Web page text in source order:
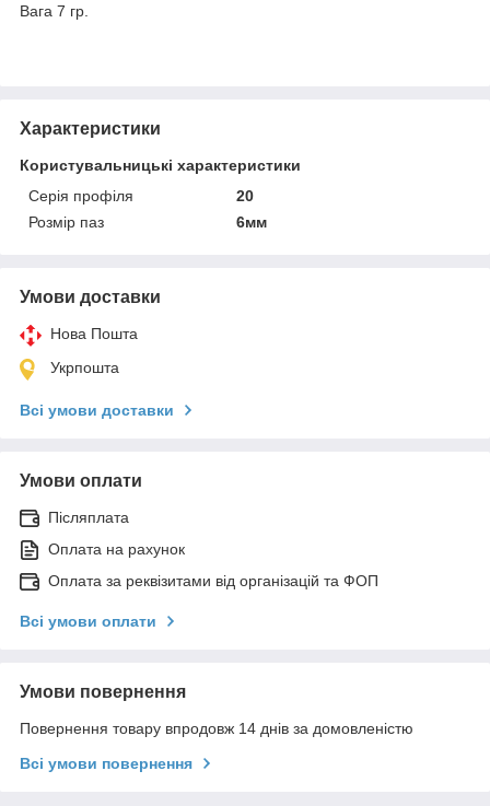
Вага 7 гр.
Характеристики
Користувальницькі характеристики
Серія профіля
20
Розмір паз
6мм
Умови доставки
Нова Пошта
Укрпошта
Всі умови доставки
Умови оплати
Післяплата
Оплата на рахунок
Оплата за реквізитами від організацій та ФОП
Всі умови оплати
Умови повернення
Повернення товару впродовж 14 днів за домовленістю
Всі умови повернення